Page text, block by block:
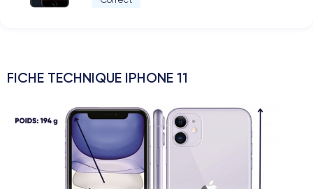
FICHE TECHNIQUE IPHONE 11